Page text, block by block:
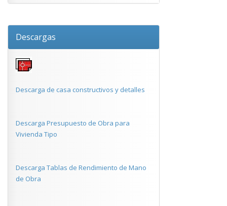
Descargas
Descarga de casa constructivos y detalles
Descarga Presupuesto de Obra para
Vivienda Tipo
Descarga Tablas de Rendimiento de Mano
de Obra